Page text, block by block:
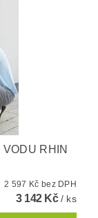
RHIN
2 597 Kč bez DPH
3 142 Kč/ ks